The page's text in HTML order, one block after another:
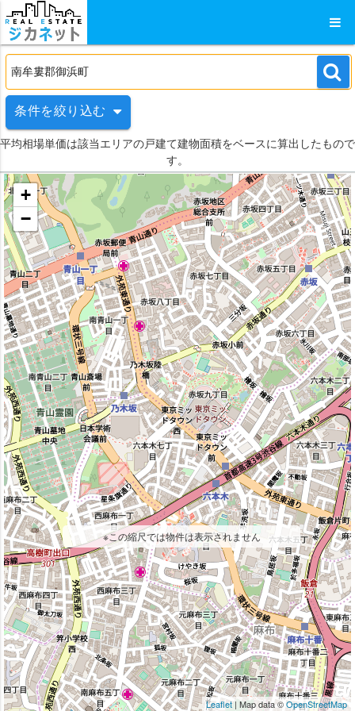
条件を絞り込む
平均相場単価は該当エリアの戸建て建物面積をベースに算出したもので
す。
+
−
Leaflet| Map data ©OpenStreetMap
※この縮尺では物件は表示されません